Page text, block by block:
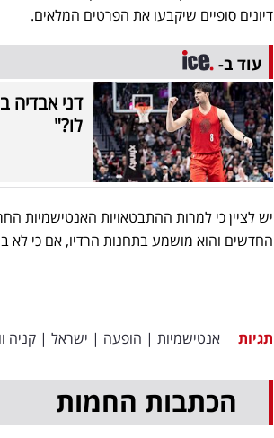
דיונים סופיים שיקבעו את הפרטים המלאים.
עוד ב-
דני אבדיה
לו?"
יש לציין כי למרות ההתבטאויות האנטישמיות
החדשים והוא מושמע בתחנות הרדיו, אם כי לא
תגיות אנטישמיות | הופעה | ישראל | קניה
הכתבות החמות